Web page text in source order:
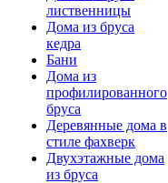
лиственницы
Дома из бруса
кедра
Бани
Дома из
профилированного
бруса
Деревянные дома в
стиле фахверк
Двухэтажные дома
из бруса